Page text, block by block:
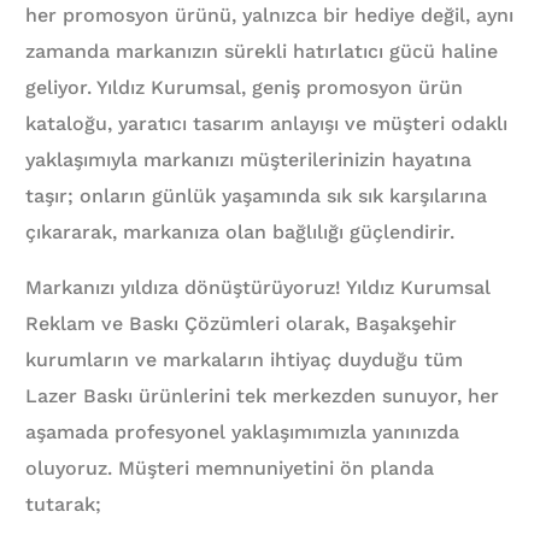
her promosyon ürünü, yalnızca bir hediye değil, aynı
zamanda markanızın sürekli hatırlatıcı gücü haline
geliyor. Yıldız Kurumsal, geniş promosyon ürün
kataloğu, yaratıcı tasarım anlayışı ve müşteri odaklı
yaklaşımıyla markanızı müşterilerinizin hayatına
taşır; onların günlük yaşamında sık sık karşılarına
çıkararak, markanıza olan bağlılığı güçlendirir.
Markanızı yıldıza dönüştürüyoruz! Yıldız Kurumsal
Reklam ve Baskı Çözümleri olarak, Başakşehir
kurumların ve markaların ihtiyaç duyduğu tüm
Lazer Baskı ürünlerini tek merkezden sunuyor, her
aşamada profesyonel yaklaşımımızla yanınızda
oluyoruz. Müşteri memnuniyetini ön planda
tutarak;